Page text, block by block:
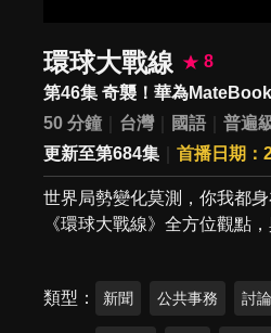
環球大戰線
8
第46集 奇襲！華為
50 分鐘
台灣 國語
普遍
更新至第684集
首播日期：
世界局勢變化莫測，你我都
《環球大戰線》全方位觀點
類型 新聞 公共事務 討